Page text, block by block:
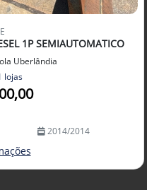
1P SEMIAUTOMATICO
Uberlândia
lojas
2014/2014